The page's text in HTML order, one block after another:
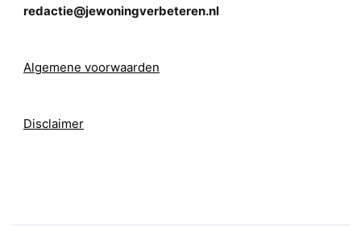
redactie@jewoningverbeteren.nl
Algemene voorwaarden
Disclaimer